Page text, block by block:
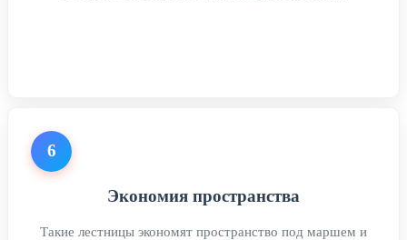
6
Экономия пространства
Такие лестницы экономят пространство под маршем и